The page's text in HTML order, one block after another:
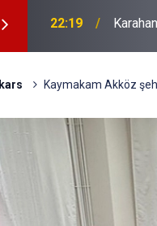
16:15
kars Kaymakam Akköz